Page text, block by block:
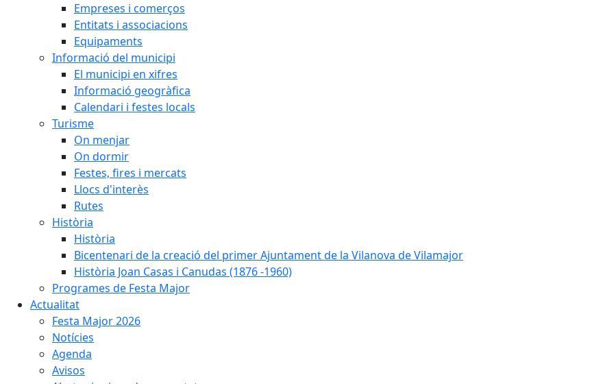
Empreses i comerços
Entitats i associacions
Equipaments
Informació del municipi
El municipi en xifres
Informació geogràfica
Calendari i festes locals
Turisme
On menjar
On dormir
Festes, fires i mercats
Llocs d'interès
Rutes
Història
Història
Bicentenari de la creació del primer Ajuntament de la Vilanova de Vilamajor
Història Joan Casas i Canudas (1876 -1960)
Programes de Festa Major
Actualitat
Festa Major 2026
Notícies
Agenda
Avisos